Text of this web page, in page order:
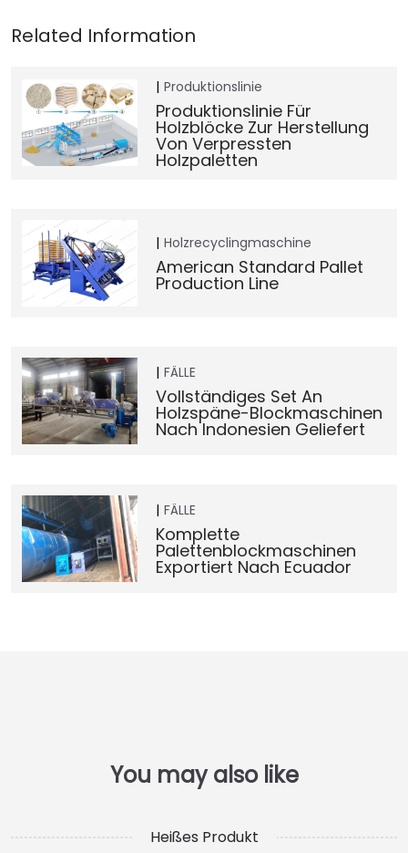
Produktionslinie
Produktionslinie Für
Holzblöcke Zur Herstellung
Von Verpressten
Holzpaletten
Holzrecyclingmaschine
American Standard Pallet
Production Line
FÄLLE
Vollständiges Set An
Holzspäne-Blockmaschinen
Nach Indonesien Geliefert
FÄLLE
Komplette
Palettenblockmaschinen
Exportiert Nach Ecuador
Heißes Produkt